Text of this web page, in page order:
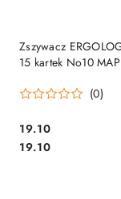
Zszywacz
15 kartek No10
(0)
Cena:
19.10
Cena:
19.10